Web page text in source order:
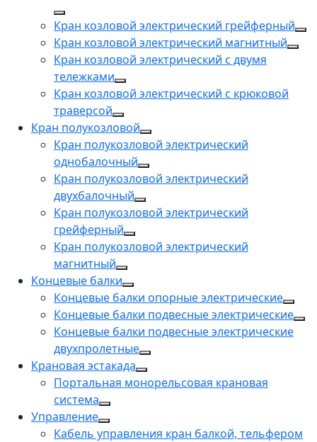
Кран козловой электрический грейферный
Кран козловой электрический магнитный
Кран козловой электрический с двумя
тележками
Кран козловой электрический с крюковой
траверсой
Кран полукозловой
Кран полукозловой электрический
однобалочный
Кран полукозловой электрический
двухбалочный
Кран полукозловой электрический
грейферный
Кран полукозловой электрический
магнитный
Концевые балки
Концевые балки опорные электрические
Концевые балки подвесные электрические
Концевые балки подвесные электрические
двухпролетные
Крановая эстакада
Портальная монорельсовая крановая
система
Управление
Кабель управления кран балкой, тельфером